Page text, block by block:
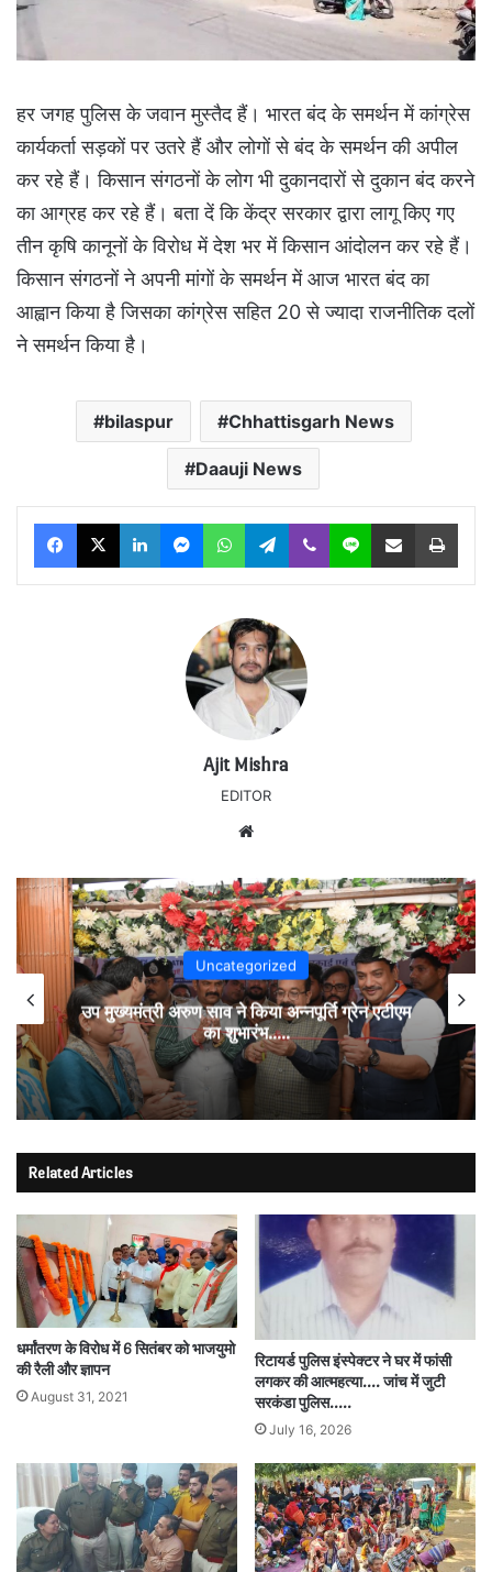
हर जगह पुलिस के जवान मुस्तैद हैं। भारत बंद के समर्थन में कांग्रेस
कार्यकर्ता सड़कों पर उतरे हैं और लोगों से बंद के समर्थन की अपील
कर रहे हैं। किसान संगठनों के लोग भी दुकानदारों से दुकान बंद करने
का आग्रह कर रहे हैं। बता दें कि केंद्र सरकार द्वारा लागू किए गए
तीन कृषि कानूनों के विरोध में देश भर में किसान आंदोलन कर रहे हैं।
किसान संगठनों ने अपनी मांगों के समर्थन में आज भारत बंद का
आह्वान किया है जिसका कांग्रेस सहित 20 से ज्यादा राजनीतिक दलों
ने समर्थन किया है।
bilaspur Chhattisgarh News
Daauji News
Facebook
X LinkedInMessengerWhatsAppTelegram
Viber Line Share via Email Print
Ajit Mishra
EDITOR
Uncategorized
उप मुख्यमंत्री अरुण साव ने किया अन्नपूर्ति ग्रेन एटीएम
का शुभारंभ…..
Related Articles
धर्मांतरण के विरोध में 6 सितंबर को भाजयुमो
की रैली और ज्ञापन
August 31, 2021
रिटायर्ड पुलिस इंस्पेक्टर ने घर में फांसी
लगकर की आत्महत्या…. जांच में जुटी
सरकंडा पुलिस…..
July 16, 2026